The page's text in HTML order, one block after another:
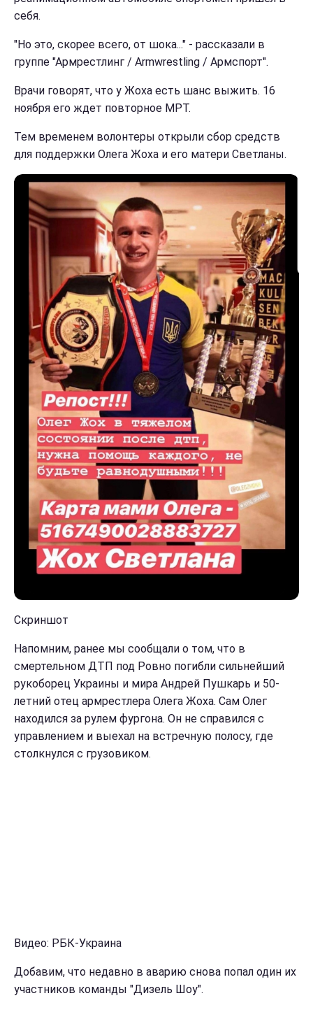
себя.
"Но это, скорее всего, от шока..." - рассказали в
группе "Армрестлинг / Armwrestling / Армспорт".
Врачи говорят, что у Жоха есть шанс выжить. 16
ноября его ждет повторное МРТ.
Тем временем волонтеры открыли сбор средств
для поддержки Олега Жоха и его матери Светланы.
Скриншот
Напомним, ранее мы сообщали о том, что в
смертельном ДТП под Ровно погибли сильнейший
рукоборец Украины и мира Андрей Пушкарь и 50-
летний отец армрестлера Олега Жоха. Сам Олег
находился за рулем фургона. Он не справился с
управлением и выехал на встречную полосу, где
столкнулся с грузовиком.
Видео: РБК-Украина
Добавим, что недавно в аварию снова попал один их
участников команды "Дизель Шоу".